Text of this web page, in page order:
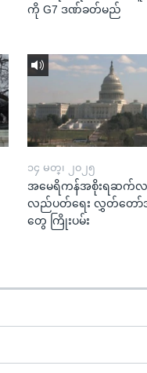
ကို G7 ဒဏ်ခတ်မည်
၁၄ မတ္၊ ၂၀၂၅
အမေရိကန်အစိုးရဆက်
လည်ပတ်ရေး လွှတ်တေ
တွေ ကြိုးပမ်း